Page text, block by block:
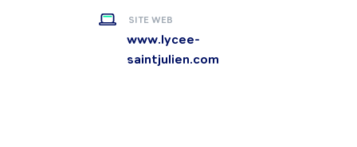
SITE WEB
www.lycee-
saintjulien.com